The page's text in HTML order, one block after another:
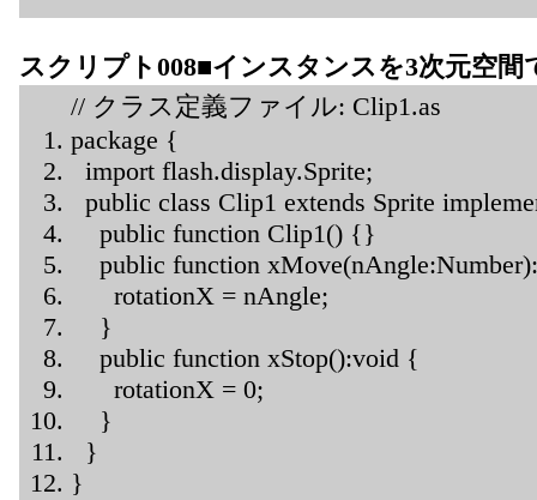
スクリプト008■インスタンスを3次元空間
// クラス定義ファイル: Clip1.as
package {
import flash.display.Sprite;
public class Clip1 extends Sprite
public function Clip1() {}
public function
rotationX = nAngle;
}
public function xStop():void {
rotationX = 0;
}
}
}